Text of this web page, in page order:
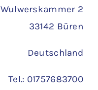
Wulwerskammer 2
33142 Büren
Deutschland
Tel.: 01757683700